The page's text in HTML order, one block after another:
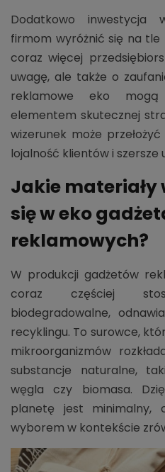
Dodatkowo inwestycja
firmom wyróżnić się na tle
coraz więcej
uwagę, ale także o
reklamowe eko
elementem skutecznej
wizerunek może
lojalność klientów i szersze
Jakie
się w eko
reklamowych?
W produkcji gadżetów
coraz częściej
biodegradowalne,
recyklingu. To surowce,
mikroorganizmów
substancje naturalne,
węgla czy biomasa.
planetę jest minimalny,
wyborem w kontekście